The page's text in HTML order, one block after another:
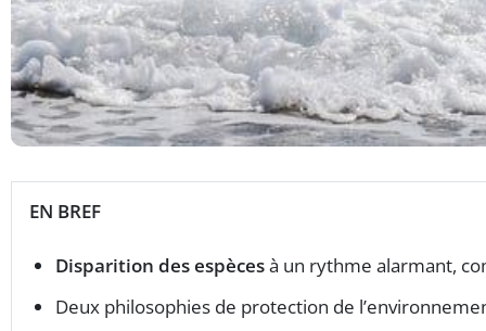
EN BREF
Disparition des espècesà un rythme alarmant,
Deux philosophies de protection de